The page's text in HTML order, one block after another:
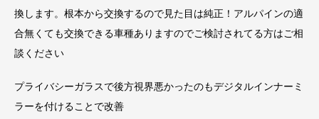
換します。根本から交換するので見た目は純正！アルパインの適
合無くても交換できる車種ありますのでご検討されてる方はご相
談ください
プライバシーガラスで後方視界悪かったのもデジタルインナーミ
ラーを付けることで改善